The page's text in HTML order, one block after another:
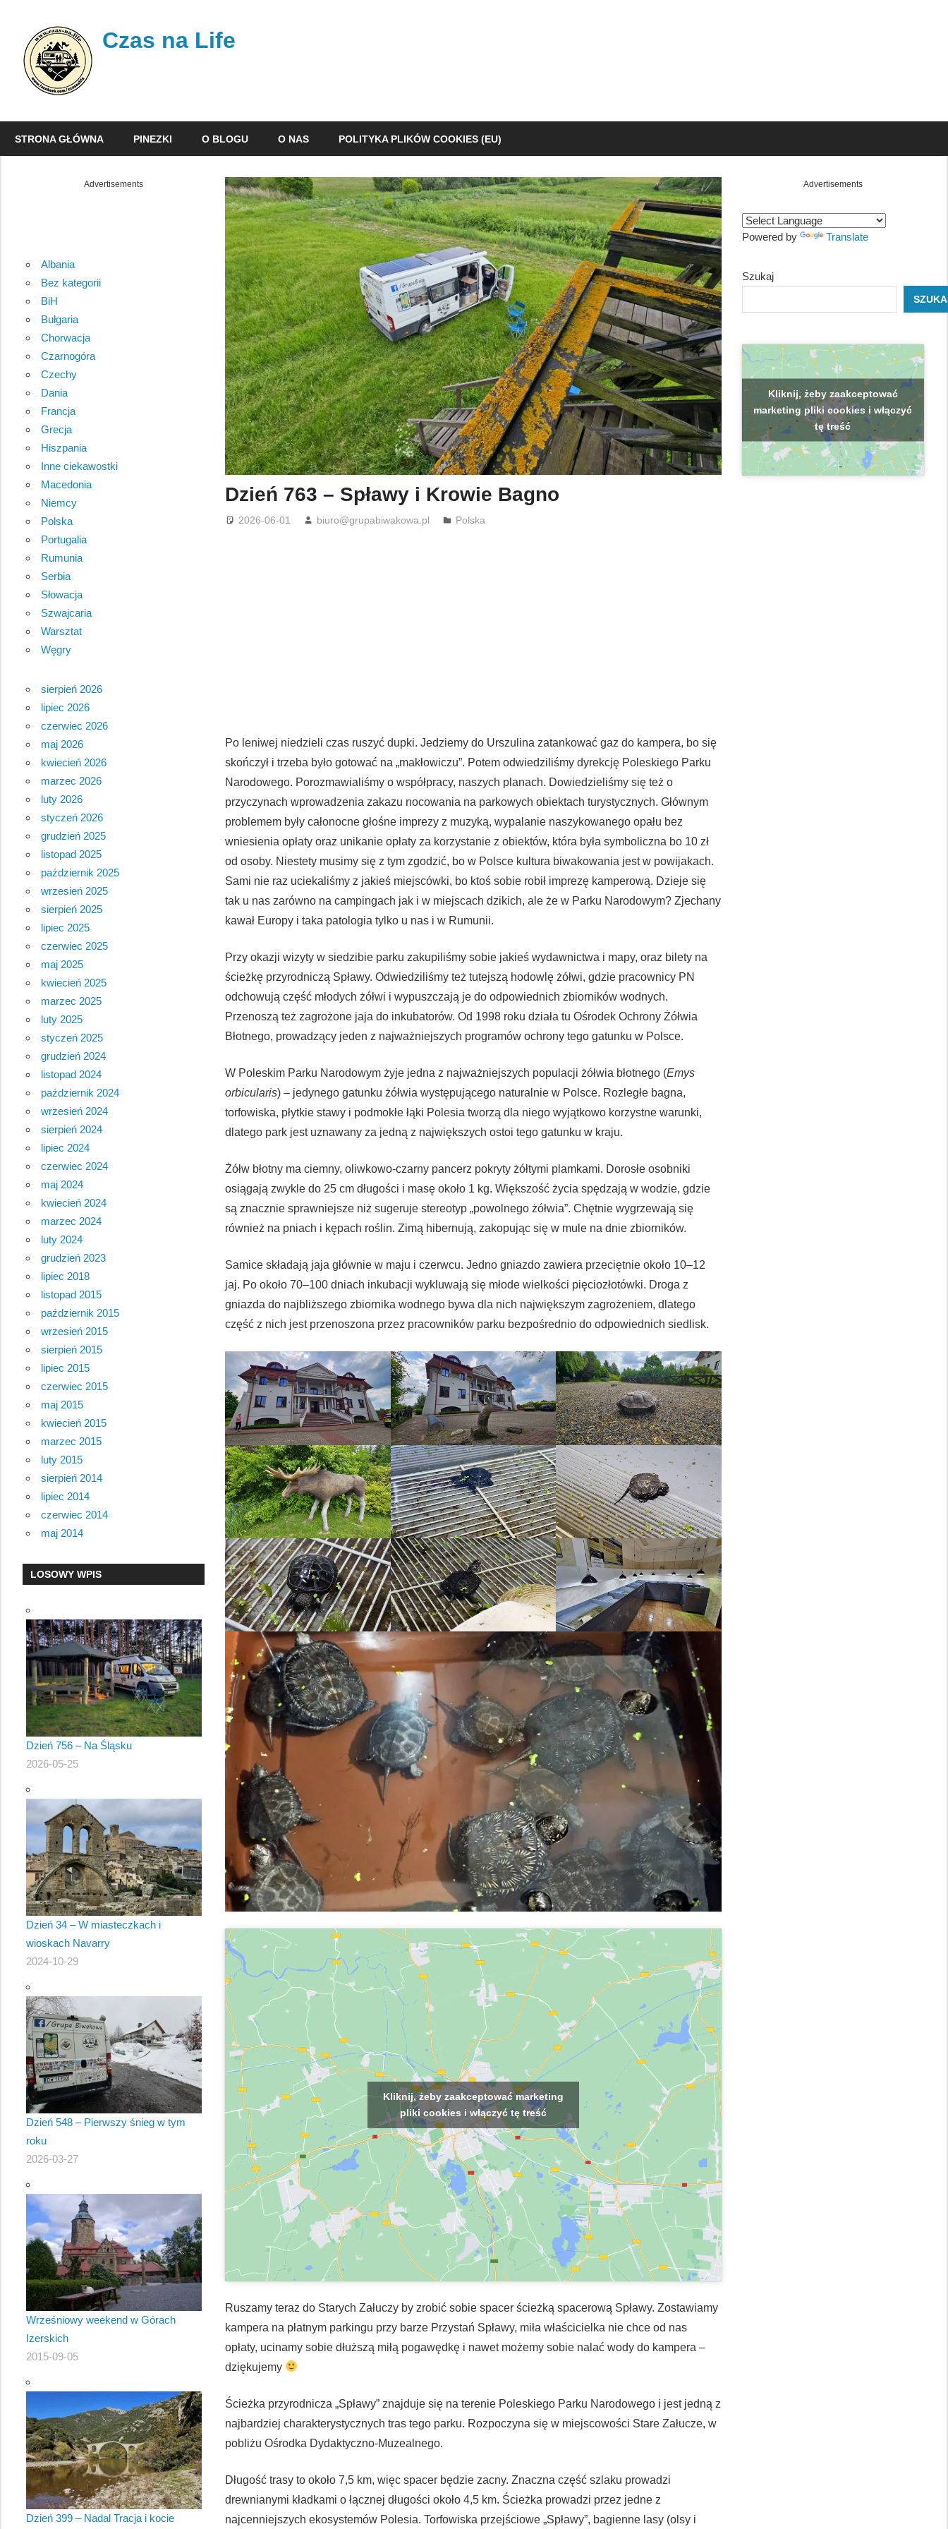
content
Czas na Life
nasz
STRONA GŁÓWNA PINEZKI O BLOGU O NAS POLITYKA PLIKÓW COOKIES (EU)
Dzień 763 – Spławy i Krowie Bagno
2026-06-01 biuro@grupabiwakowa.pl Polska
Po leniwej niedzieli czas ruszyć dupki. Jedziemy do Urszulina zatankować gaz do kampera, bo się
skończył i trzeba było gotować na „makłowiczu”. Potem odwiedziliśmy dyrekcję Poleskiego Parku
Narodowego. Porozmawialiśmy o współpracy, naszych planach. Dowiedzieliśmy się też o
przyczynach wprowadzenia zakazu nocowania na parkowych obiektach turystycznych. Głównym
problemem były całonocne głośne imprezy z muzyką, wypalanie naszykowanego opału bez
wniesienia opłaty oraz unikanie opłaty za korzystanie z obiektów, która była symboliczna bo 10 zł
od osoby. Niestety musimy się z tym zgodzić, bo w Polsce kultura biwakowania jest w powijakach.
Sami nie raz uciekaliśmy z jakieś miejscówki, bo ktoś sobie robił imprezę kamperową. Dzieje się
tak u nas zarówno na campingach jak i w miejscach dzikich, ale że w Parku Narodowym? Zjechany
kawał Europy i taka patologia tylko u nas i w Rumunii.
Przy okazji wizyty w siedzibie parku zakupiliśmy sobie jakieś wydawnictwa i mapy, oraz bilety na
ścieżkę przyrodniczą Spławy. Odwiedziliśmy też tutejszą hodowlę żółwi, gdzie pracownicy PN
odchowują część młodych żółwi i wypuszczają je do odpowiednich zbiorników wodnych.
Przenoszą też zagrożone jaja do inkubatorów. Od 1998 roku działa tu Ośrodek Ochrony Żółwia
Błotnego, prowadzący jeden z najważniejszych programów ochrony tego gatunku w Polsce.
W Poleskim Parku Narodowym żyje jedna z najważniejszych populacji żółwia błotnego (Emys
orbicularis) – jedynego gatunku żółwia występującego naturalnie w Polsce. Rozległe bagna,
torfowiska, płytkie stawy i podmokłe łąki Polesia tworzą dla niego wyjątkowo korzystne warunki,
dlatego park jest uznawany za jedną z największych ostoi tego gatunku w kraju.
Żółw błotny ma ciemny, oliwkowo-czarny pancerz pokryty żółtymi plamkami. Dorosłe osobniki
osiągają zwykle do 25 cm długości i masę około 1 kg. Większość życia spędzają w wodzie, gdzie
są znacznie sprawniejsze niż sugeruje stereotyp „powolnego żółwia”. Chętnie wygrzewają się
również na pniach i kępach roślin. Zimą hibernują, zakopując się w mule na dnie zbiorników.
Samice składają jaja głównie w maju i czerwcu. Jedno gniazdo zawiera przeciętnie około 10–12
jaj. Po około 70–100 dniach inkubacji wykluwają się młode wielkości pięciozłotówki. Droga z
gniazda do najbliższego zbiornika wodnego bywa dla nich największym zagrożeniem, dlatego
część z nich jest przenoszona przez pracowników parku bezpośrednio do odpowiednich siedlisk.
Kliknij, żeby zaakceptować marketing
pliki cookies i włączyć tę treść
Ruszamy teraz do Starych Załuczy by zrobić sobie spacer ścieżką spacerową Spławy. Zostawiamy
kampera na płatnym parkingu przy barze Przystań Spławy, miła właścicielka nie chce od nas
opłaty, ucinamy sobie dłuższą miłą pogawędkę i nawet możemy sobie nalać wody do kampera –
dziękujemy
Ścieżka przyrodnicza „Spławy” znajduje się na terenie Poleskiego Parku Narodowego i jest jedną z
najbardziej charakterystycznych tras tego parku. Rozpoczyna się w miejscowości Stare Załucze, w
pobliżu Ośrodka Dydaktyczno-Muzealnego.
Długość trasy to około 7,5 km, więc spacer będzie zacny. Znaczna część szlaku prowadzi
drewnianymi kładkami o łącznej długości około 4,5 km. Ścieżka prowadzi przez jedne z
najcenniejszych ekosystemów Polesia. Torfowiska przejściowe „Spławy”, bagienne lasy (olsy i
Advertisements
Albania
Bez kategorii
BiH
Bułgaria
Chorwacja
Czarnogóra
Czechy
Dania
Francja
Grecja
Hiszpania
Inne ciekawostki
Macedonia
Niemcy
Polska
Portugalia
Rumunia
Serbia
Słowacja
Szwajcaria
Warsztat
Węgry
sierpień 2026
lipiec 2026
czerwiec 2026
maj 2026
kwiecień 2026
marzec 2026
luty 2026
styczeń 2026
grudzień 2025
listopad 2025
październik 2025
wrzesień 2025
sierpień 2025
lipiec 2025
czerwiec 2025
maj 2025
kwiecień 2025
marzec 2025
luty 2025
styczeń 2025
grudzień 2024
listopad 2024
październik 2024
wrzesień 2024
sierpień 2024
lipiec 2024
czerwiec 2024
maj 2024
kwiecień 2024
marzec 2024
luty 2024
grudzień 2023
lipiec 2018
listopad 2015
październik 2015
wrzesień 2015
sierpień 2015
lipiec 2015
czerwiec 2015
maj 2015
kwiecień 2015
marzec 2015
luty 2015
sierpień 2014
lipiec 2014
czerwiec 2014
maj 2014
LOSOWY WPIS
Dzień 756 – Na Śląsku
2026-05-25
Dzień 34 – W miasteczkach i
wioskach Navarry
2024-10-29
Dzień 548 – Pierwszy śnieg w tym
roku
2026-03-27
Wrześniowy weekend w Górach
Izerskich
2015-09-05
Dzień 399 – Nadal Tracja i kocie
Advertisements
Powered by Translate
Szukaj
Kliknij, żeby zaakceptować
marketing pliki cookies i włączyć
tę treść